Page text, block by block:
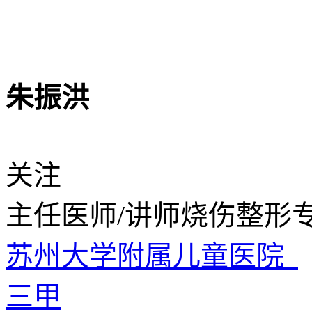
朱振洪
关注
主任医师/讲师烧伤整形
苏州大学附属儿童医院
三甲